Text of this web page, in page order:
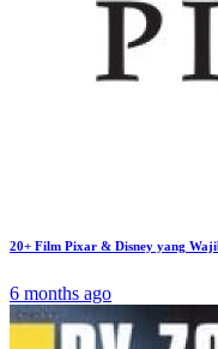
20+ Film Pixar & Disney yang
6 months ago